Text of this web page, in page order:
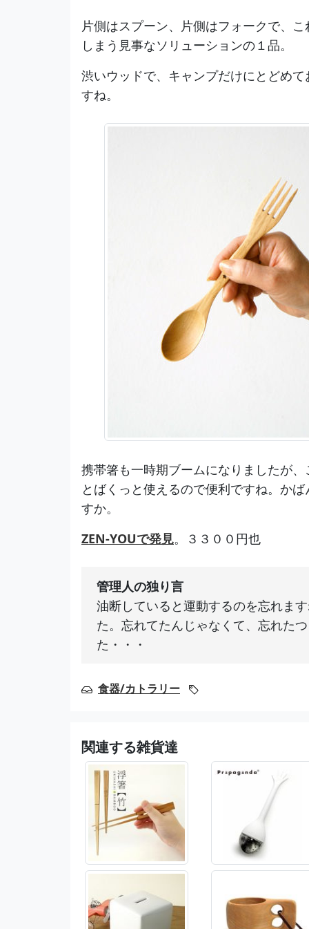
片側はスプーン、片側はフォークで、
しまう見事なソリューションの１品。
渋いウッドで、キャンプだけにとどめ
すね。
携帯箸も一時期ブームになりましたが
とばくっと使えるので便利ですね。か
すか。
ZEN-YOUで発見。３３００円也
管理人の独り言
油断していると運動するのを忘れま
た。忘れてたんじゃなくて、忘れた
た・・・
食器/カトラリー
関連する雑貨達